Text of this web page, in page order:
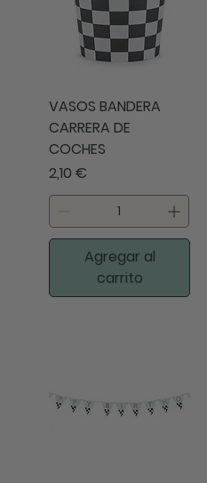
VASOS BANDERA
CARRERA DE
COCHES
Precio
2,10 €
Agregar al
carrito